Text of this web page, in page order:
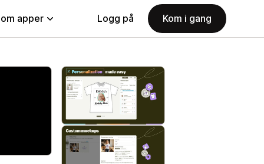
apper Logg på Kom i gang